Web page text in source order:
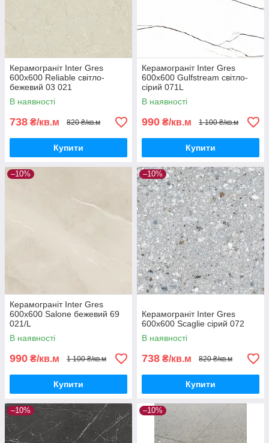
Керамограніт Inter Gres
600x600 Reliable світло-
бежевий 03 021
В наявності
738 ₴/кв.м 820 ₴/кв.м
Купити
Керамограніт Inter Gres
600x600 Gulfstream світло-
сірий 071L
В наявності
990 ₴/кв.м 1 100 ₴/кв.м
Купити
–10%
Керамограніт Inter Gres
600x600 Salone бежевий 69
021/L
В наявності
990 ₴/кв.м 1 100 ₴/кв.м
Купити
–10%
Керамограніт Inter Gres
600x600 Scaglie сірий 072
В наявності
738 ₴/кв.м 820 ₴/кв.м
Купити
–10% –10%